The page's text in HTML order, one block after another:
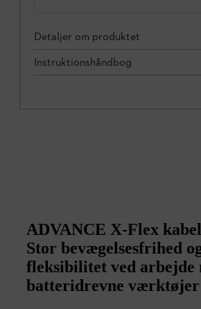
Detaljer om produktet
Instruktionshåndbog
ADVANCE X-Flex
Stor bevægelsesfrihed
fleksibilitet ved arbejde
batteridrevne værktøjer